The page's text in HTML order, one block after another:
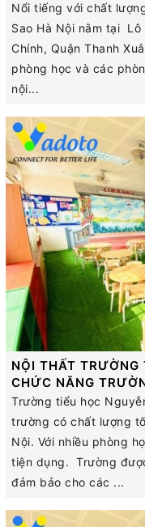
Nổi tiếng với chất
Sao Hà Nội nằm tại Lô
Chính, Quận Thanh
phòng học và các
nội...
NỘI THẤT TRƯỜNG
CHỨC NĂNG
Trường tiểu học
trường có chất lượng
Nội. Với nhiều phòng
tiện dụng. Trường
đảm bảo cho các ...